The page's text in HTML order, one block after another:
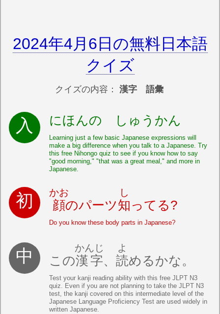
2024年4月6日の無料日本語
クイズ
クイズの内容： 漢字 語彙
にほんの しゅうかん
Learning just a few basic Japanese expressions will
make a big difference when you talk to a Japanese. Try
this free Nihongo quiz to see if you know how to say
"good morning," "that was a great meal," and more in
Japanese.
顔
かお
のパーツ知
し
ってる?
Do you know these body parts in Japanese?
この漢字
かんじ
、 読
よ
めるかな。
Test your kanji reading ability with this free JLPT N3
quiz. Even if you are not planning to take the JLPT N3
test, the kanji covered on this intermediate level of the
Japanese Language Proficiency Test are used widely in
written Japanese.